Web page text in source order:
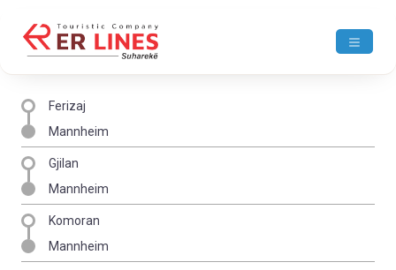
Ferizaj
Mannheim
Gjilan
Mannheim
Komoran
Mannheim